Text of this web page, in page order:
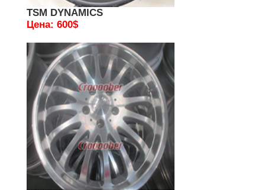
TSM DYNAMICS
Цена: 600$